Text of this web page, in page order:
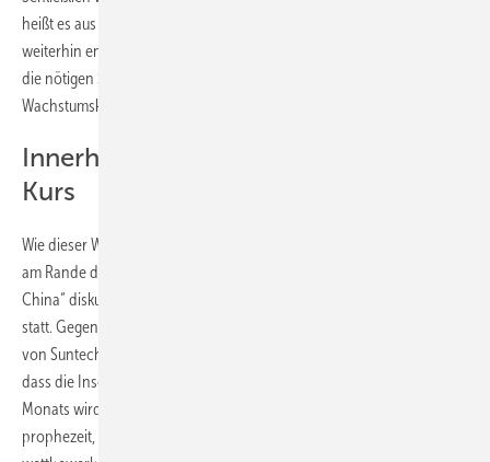
heißt es aus der Konzernzentrale in Wuxi. „In dieser Zeit werden wir
weiterhin eng mit all unseren Anteilseigner zusammenarbeiten und
die nötigen Schritte unternehmen um Suntech wieder auf
Wachstumskurs zu bringen“, beteuert David King.
Innerhalb eines Monats wieder auf
Kurs
Wie dieser Wachstumskurs aussehen kann, haben Branchenexperten
am Rande der diesjährigen „PV Project Implementation Conference –
China“ diskutiert. Die Konferenz fand vergangene Woche in Shanghai
statt. Gegenüber dem PV Magazin erklärte Alex Zhu, Senior Director
von Suntech und verantwortlich für Global Product Management,
dass die Insolvenz für Suntech eine gute Sache sei. Innerhalb eines
Monats wird die Situation von Suntech geregelt sein, hofft Zhu. Er
prophezeit, dass die Insolvenz zu einem schlankeren und damit